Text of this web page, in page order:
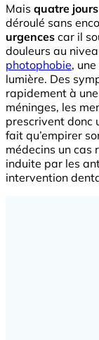
Mais quatre
déroulé sans
urgences car il
douleurs au
photophobie,
lumière. Des
rapidement à
méninges, les
prescrivent donc
fait qu’empirer
médecins un cas
induite par les
intervention